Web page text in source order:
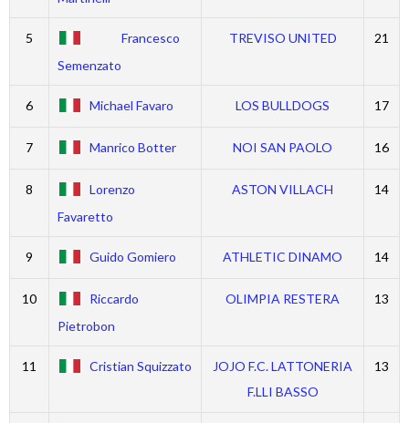
5
Francesco
Semenzato
TREVISO UNITED 21
6 Michael Favaro LOS BULLDOGS 17
7 Manrico Botter NOI SAN PAOLO 16
8
Lorenzo
Favaretto
ASTON VILLACH 14
9 Guido Gomiero ATHLETIC DINAMO 14
10
Riccardo
Pietrobon
OLIMPIA RESTERA 13
11 Cristian Squizzato
JOJO F.C. LATTONERIA
F.LLI BASSO
13